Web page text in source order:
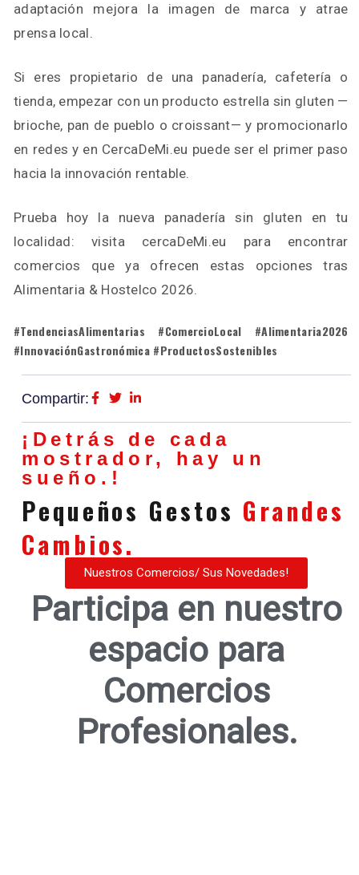
adaptación mejora la imagen de marca y atrae
prensa local.
Si eres propietario de una panadería, cafetería o
tienda, empezar con un producto estrella sin gluten —
brioche, pan de pueblo o croissant— y promocionarlo
en redes y en CercaDeMi.eu puede ser el primer paso
hacia la innovación rentable.
Prueba hoy la nueva panadería sin gluten en tu
localidad: visita cercaDeMi.eu para encontrar
comercios que ya ofrecen estas opciones tras
Alimentaria & Hostelco 2026.
#TendenciasAlimentarias #ComercioLocal #Alimentaria2026
#InnovaciónGastronómica #ProductosSostenibles
Compartir:
¡Detrás de cada
mostrador, hay un
sueño.!
Pequeños Gestos Grandes
Cambios.
Nuestros Comercios/ Sus Novedades!
Participa en nuestro
espacio para
Comercios
Profesionales.